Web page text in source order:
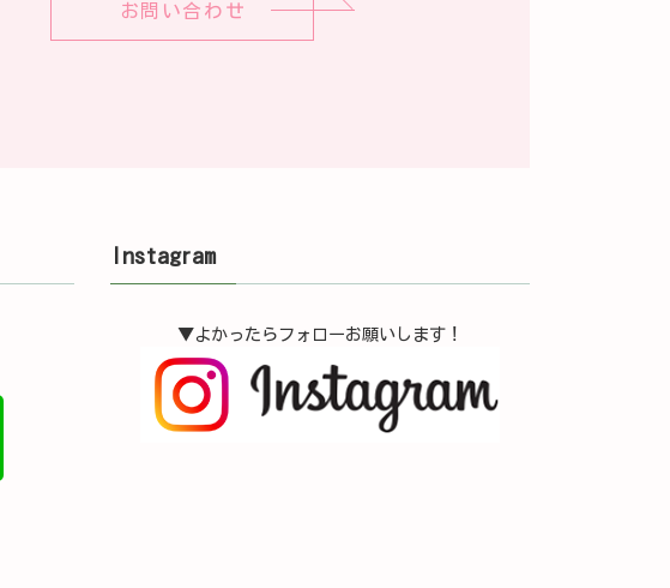
お問い合わせ
Instagram
▼よかったらフォローお願いします！